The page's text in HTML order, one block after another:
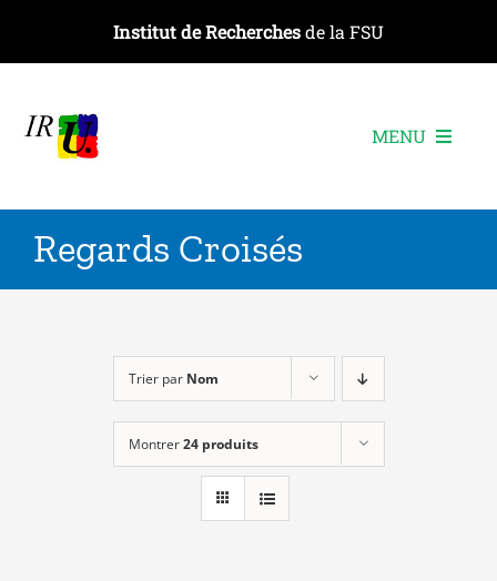
contenu
Institut de Recherchesde la FSU
MENU
Les recherches
Les événements
Regards Croisés
Trier par Nom
Montrer24 produits